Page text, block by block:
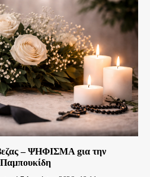
– ΨΗΦΙΣΜΑ gια την